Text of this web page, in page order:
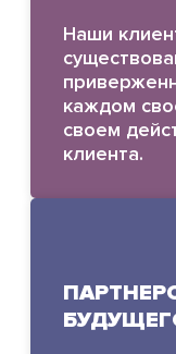
Наши
каждом
своем
клиента.